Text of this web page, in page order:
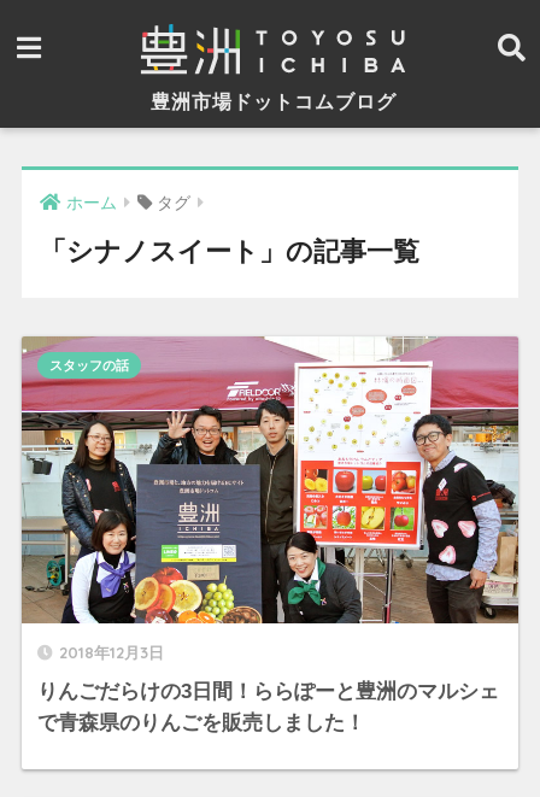
豊洲市場ドットコムブログ
ホーム タグ
「シナノスイート」の記事一覧
2018年12月3日
りんごだらけの3日間！ららぽーと豊洲のマルシェ
で青森県のりんごを販売しました！
スタッフの話